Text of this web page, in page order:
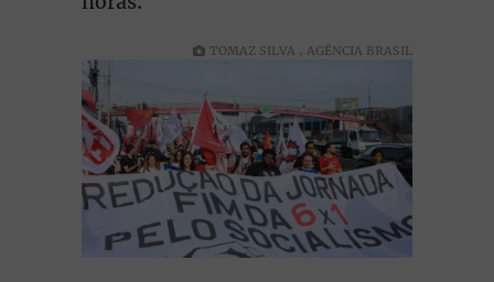
TOMAZ SILVA , AGÊNCIA BRASIL